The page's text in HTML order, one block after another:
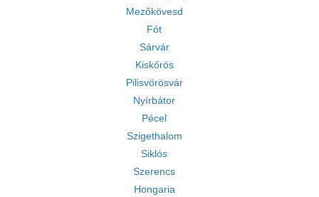
Mezőkövesd
Fót
Sárvár
Kiskőrös
Pilisvörösvár
Nyírbátor
Pécel
Szigethalom
Siklós
Szerencs
Hongaria